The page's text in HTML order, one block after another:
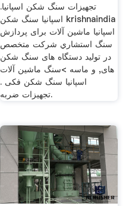
تجهیزات سنگ شکن اسپانیا.
اسپانیا سنگ شکن krishnaindia
اسپانیا ماشین آلات برای پردازش
سنگ استشاري شرکت متخصص
در تولید دستگاه های سنگ شکن
های, و ماسه >سنگ ماشین آلات
اسپانیا سنگ شکن فکی .
تجهیزات ضربه.